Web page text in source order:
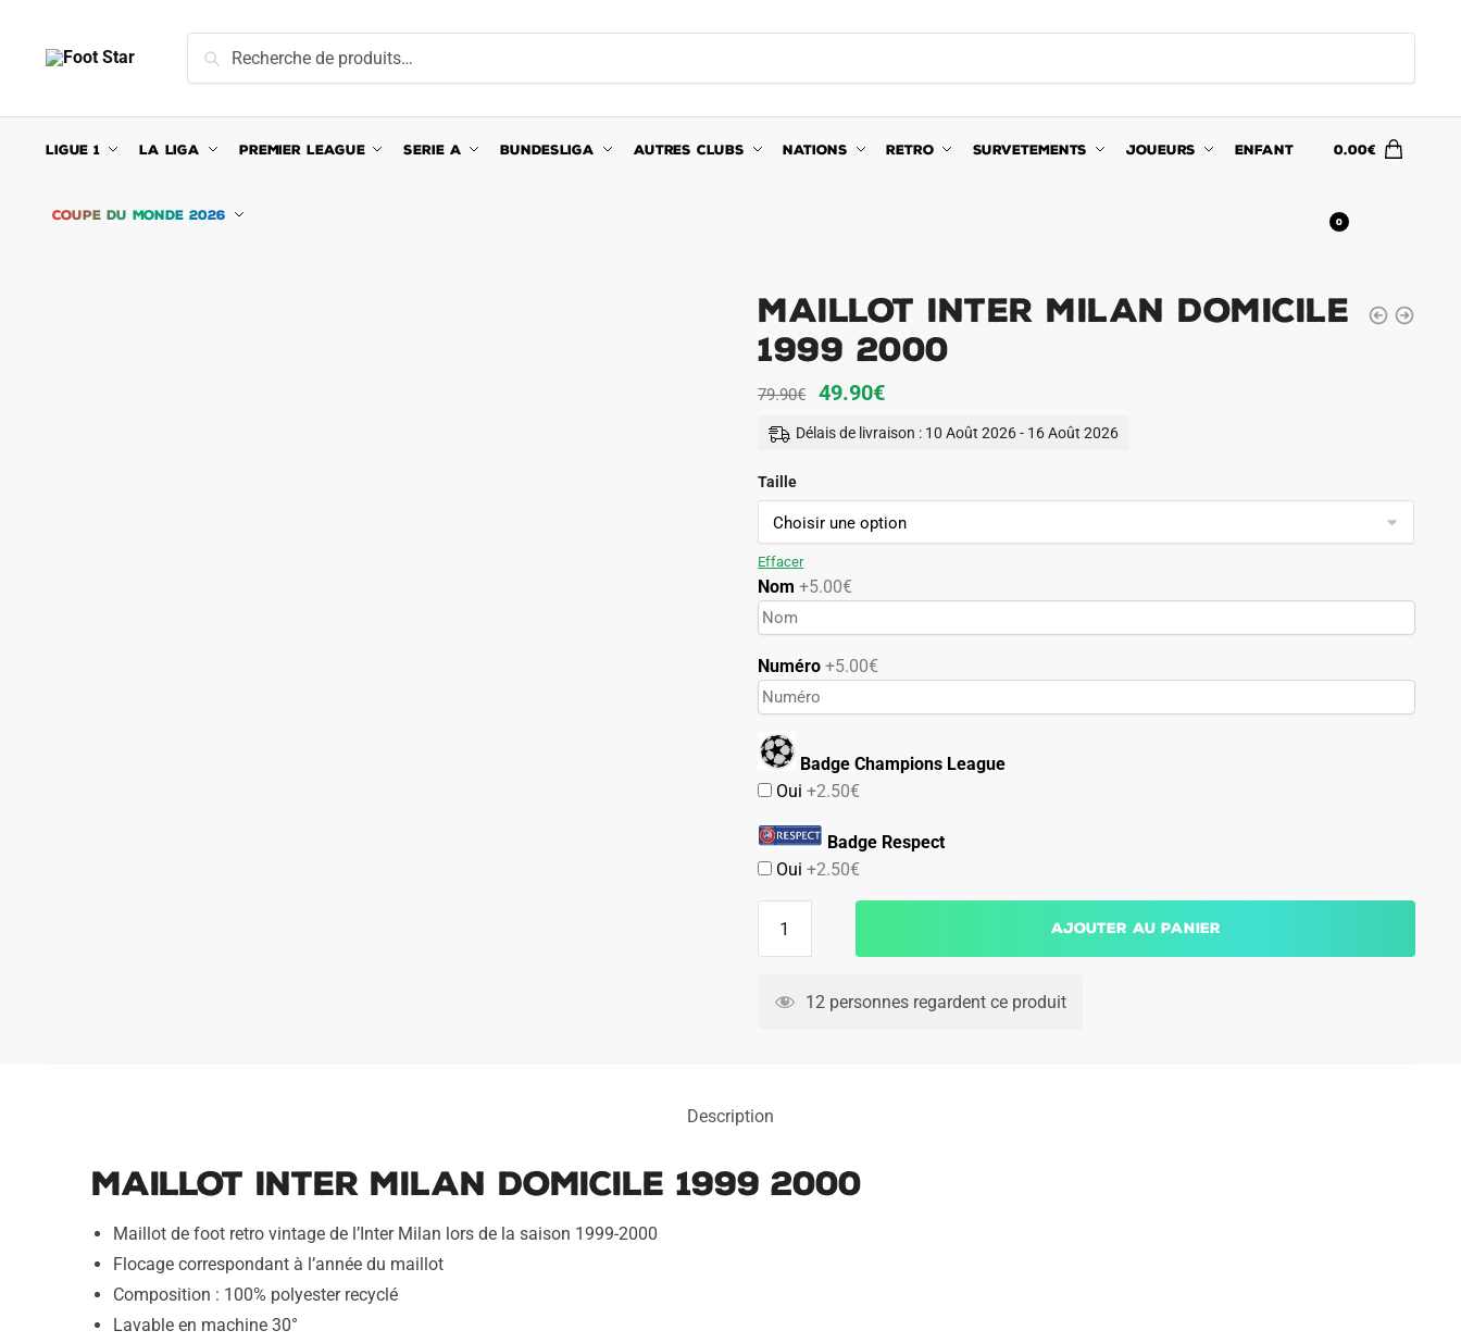
navigation
content
pour :
Recherche
LIGUE 1 LA LIGA PREMIER LEAGUE SERIE A BUNDESLIGA AUTRES CLUBS NATIONS RETRO SURVETEMENTS JOUEURS ENFANT
COUPE DU MONDE 2026
0.00€
0
Maillot Inter Milan Domicile
1999 2000
79.90€
Le
prix
79.90€.
49.90€Le
prix
49.90€.
Délais de livraison : 10 Août 2026 - 16 Août 2026
Taille
Effacer
Nom +5.00€
Numéro+5.00€
Badge Champions League
Oui+2.50€
Badge Respect
Oui+2.50€
Inter
Ajouter au panier
12 personnes regardent ce produit
Description
Maillot Inter Milan Domicile 1999 2000
Maillot de foot retro vintage de l’Inter Milan lors de la saison 1999-2000
Flocage correspondant à l’année du maillot
Composition : 100% polyester recyclé
Lavable en machine 30°